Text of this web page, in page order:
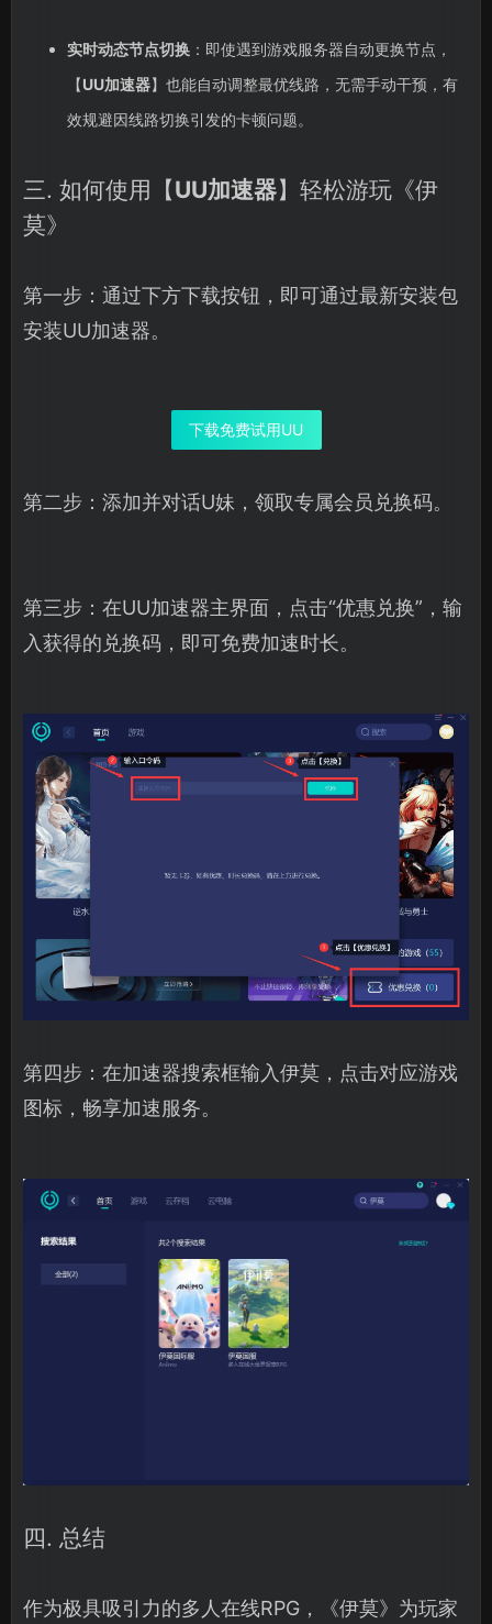
实时动态节点切换：即使遇到游戏服务器自动更换节点，
【UU加速器】也能自动调整最优线路，无需手动干预，有
效规避因线路切换引发的卡顿问题。
三. 如何使用【UU加速器】轻松游玩《伊
莫》
第一步：通过下方下载按钮，即可通过最新安装包
安装UU加速器。
下载免费试用UU
第二步：添加并对话U妹，领取专属会员兑换码。
第三步：在UU加速器主界面，点击“优惠兑换”，输
入获得的兑换码，即可免费加速时长。
第四步：在加速器搜索框输入伊莫，点击对应游戏
图标，畅享加速服务。
四. 总结
作为极具吸引力的多人在线RPG，《伊莫》为玩家